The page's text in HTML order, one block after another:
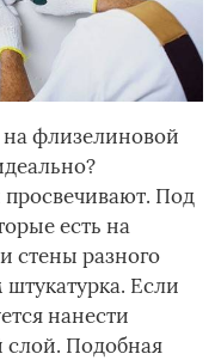
флизелиновой
Под
есть на
стены разного
Если
нанести
Подобная